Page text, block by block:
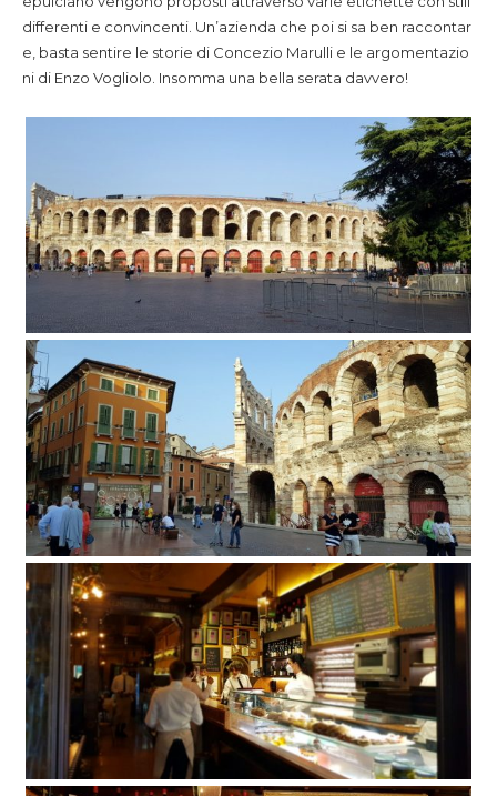
differenti e convincenti. Un’azienda che poi si sa ben raccontar
e, basta sentire le storie di Concezio Marulli e le argomentazio
ni di Enzo Vogliolo. Insomma una bella serata davvero!